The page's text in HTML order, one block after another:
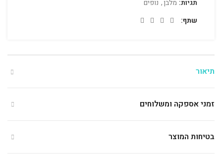
תגיות: מלבן, נופים
שתף
תיאור
זמני אספקה ומשלוחים
בטיחות המוצר